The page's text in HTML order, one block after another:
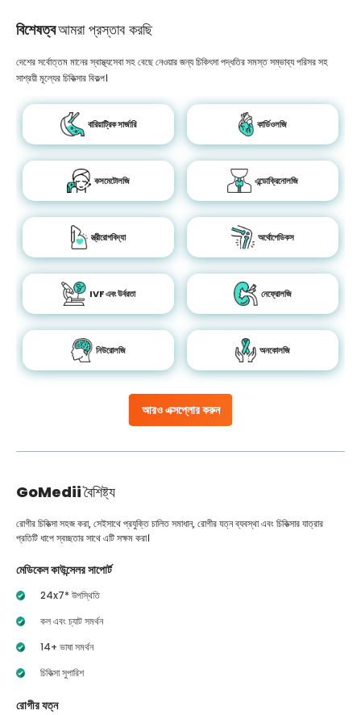
বিশেষত্বআমরা প্রস্তাব করছি
আরও এক্সপ্লোর করুন
দেশের সর্বোত্তম মানের স্বাস্থ্যসেবা সহ বেছে নেওয়ার জন্য চিকিৎসা পদ্ধতির সমস্ত সম্ভাব্য পরিসর সহ
সাশ্রয়ী মূল্যের চিকিত্সার বিকল্প।
বারিয়াট্রিক সার্জারি কার্ডিওলজি
কসমেটোলজি এন্ডোক্রিনোলজি
স্ত্রীরোগবিদ্যা অর্থোপেডিকস
IVF এবং উর্বরতা নেফ্রোলজি
নিউরোলজি অনকোলজি
GoMediiবৈশিষ্ট্য
রোগীর চিকিত্সা সহজ করা, সেইসাথে প্রযুক্তি চালিত সমাধান, রোগীর যত্ন ব্যবস্থা এবং চিকিত্সার যাত্রার
প্রতিটি ধাপে স্বচ্ছতার সাথে এটি সক্ষম করা।
মেডিকেল কাউন্সেলর সাপোর্ট
24x7* উপস্থিতি
কল এবং চ্যাট সমর্থন
14+ ভাষা সমর্থন
চিকিত্সা সুপারিশ
রোগীর যত্ন